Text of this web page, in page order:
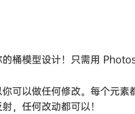
桶模型设计！只需用
可以做任何修改。每个元
，任何改动都可以！